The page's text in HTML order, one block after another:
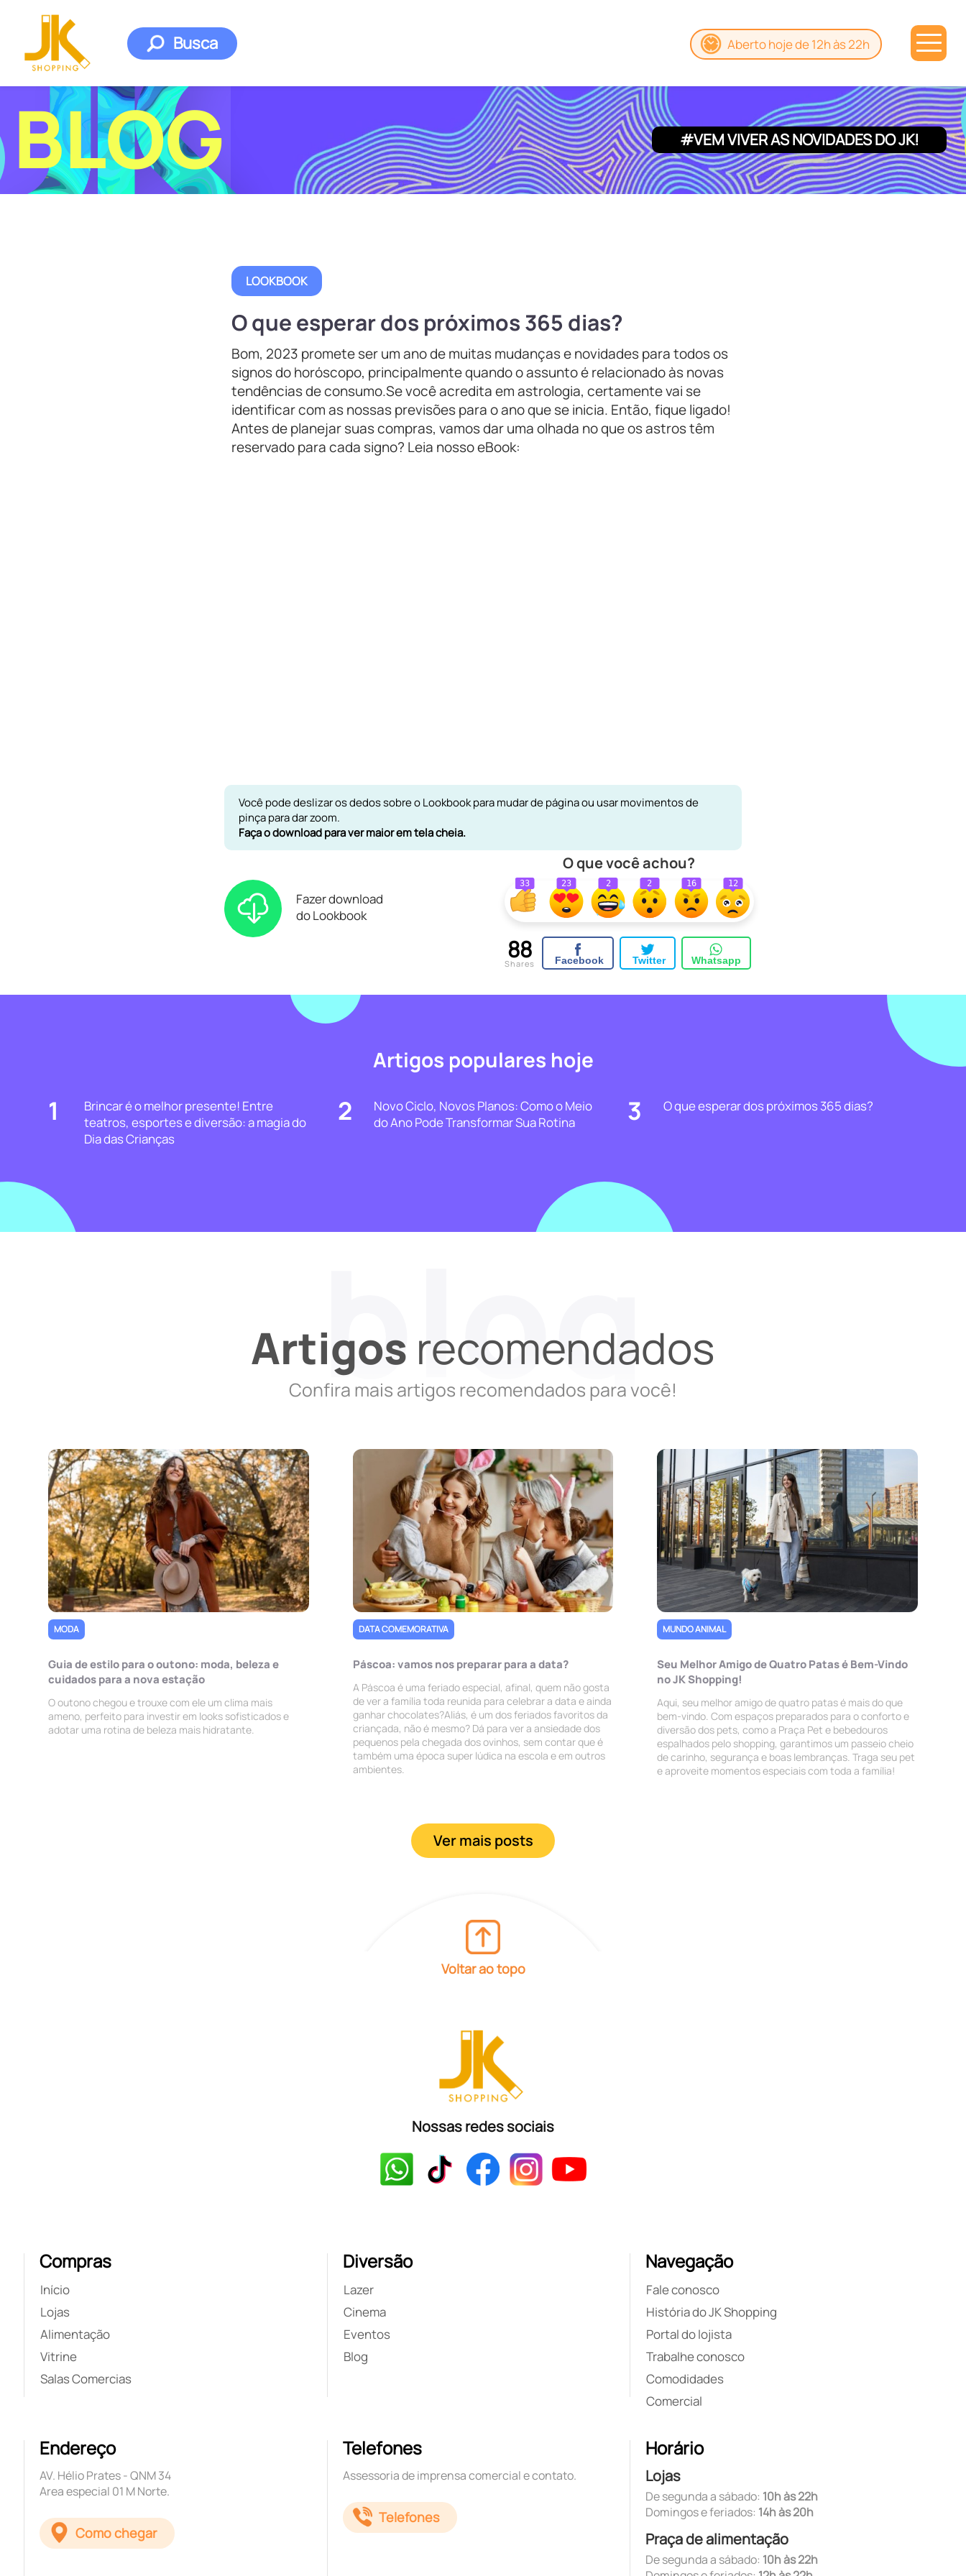
Busca Aberto hoje de 12h às 22h
BLOG #VEM VIVER AS NOVIDADES DO JK!
LOOKBOOK
O que esperar dos próximos 365 dias?
Bom, 2023 promete ser um ano de muitas mudanças e novidades para todos os
signos do horóscopo, principalmente quando o assunto é relacionado às novas
tendências de consumo.Se você acredita em astrologia, certamente vai se
identificar com as nossas previsões para o ano que se inicia. Então, fique ligado!
Antes de planejar suas compras, vamos dar uma olhada no que os astros têm
reservado para cada signo? Leia nosso eBook:
Você pode deslizar os dedos sobre o Lookbook para mudar de página ou usar movimentos de
pinça para dar zoom.
Faça o download para ver maior em tela cheia.
Fazer download
do Lookbook
O que você achou?
33 23 2 2 16 12
88
Shares Facebook Twitter Whatsapp
Artigos populares hoje
1
Brincar é o melhor presente! Entre
teatros, esportes e diversão: a magia do
Dia das Crianças
2
Novo Ciclo, Novos Planos: Como o Meio
do Ano Pode Transformar Sua Rotina
3 O que esperar dos próximos 365 dias?
Artigos recomendados
Confira mais artigos recomendados para você!
MODA
Guia de estilo para o outono: moda, beleza e
cuidados para a nova estação
O outono chegou e trouxe com ele um clima mais
ameno, perfeito para investir em looks sofisticados e
adotar uma rotina de beleza mais hidratante.
DATA COMEMORATIVA
Páscoa: vamos nos preparar para a data?
A Páscoa é uma feriado especial, afinal, quem não gosta
de ver a família toda reunida para celebrar a data e ainda
ganhar chocolates?Aliás, é um dos feriados favoritos da
criançada, não é mesmo? Dá para ver a ansiedade dos
pequenos pela chegada dos ovinhos, sem contar que é
também uma época super lúdica na escola e em outros
ambientes.
MUNDO ANIMAL
Seu Melhor Amigo de Quatro Patas é Bem-Vindo
no JK Shopping!
Aqui, seu melhor amigo de quatro patas é mais do que
bem-vindo. Com espaços preparados para o conforto e
diversão dos pets, como a Praça Pet e bebedouros
espalhados pelo shopping, garantimos um passeio cheio
de carinho, segurança e boas lembranças. Traga seu pet
e aproveite momentos especiais com toda a família!
Ver mais posts
Voltar ao topo
Nossas redes sociais
Compras
Início
Lojas
Alimentação
Vitrine
Salas Comercias
Diversão
Lazer
Cinema
Eventos
Blog
Navegação
Fale conosco
História do JK Shopping
Portal do lojista
Trabalhe conosco
Comodidades
Comercial
Endereço
AV. Hélio Prates - QNM 34
Area especial 01 M Norte.
Como chegar
Telefones
Assessoria de imprensa comercial e contato.
Telefones
Horário
Lojas
De segunda a sábado: 10h às 22h
Domingos e feriados: 14h às 20h
Praça de alimentação
De segunda a sábado: 10h às 22h